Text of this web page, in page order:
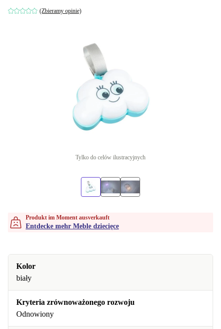
(Zbieramy opinie)
Tylko do celów ilustracyjnych
Produkt im Moment ausverkauft
Entdecke mehr Meble dziecięce
Kolor
biały
Kryteria zrównoważonego rozwoju
Odnowiony